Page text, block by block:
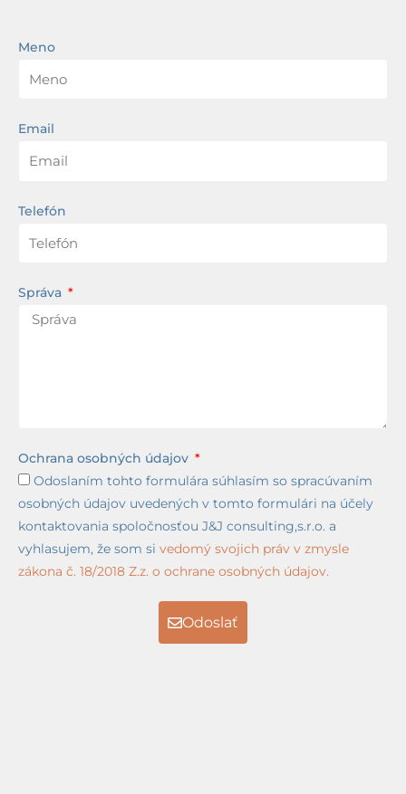
Meno
Email
Telefón
Správa
Ochrana osobných údajov
Odoslaním tohto formulára súhlasím so spracúvaním
osobných údajov uvedených v tomto formulári na účely
kontaktovania spoločnosťou J&J consulting,s.r.o. a
vyhlasujem, že som si vedomý svojich práv v zmysle
zákona č. 18/2018 Z.z. o ochrane osobných údajov.
Odoslať